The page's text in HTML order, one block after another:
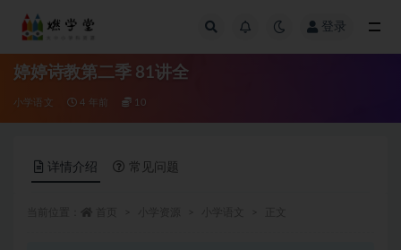
登录
婷婷诗教第二季 81讲全
小学语文 4 年前 10
详情介绍 常见问题